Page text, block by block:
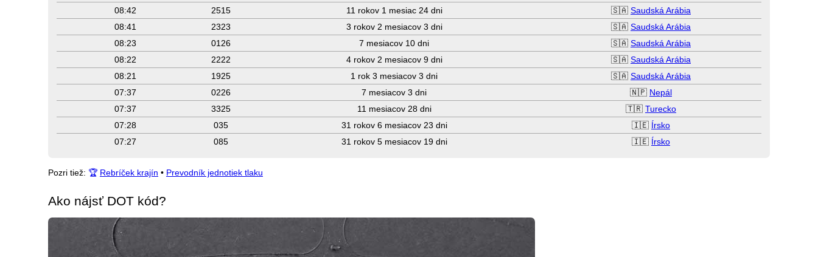
08:42
2515 11 rokov 1 mesiac 24 dni 🇸🇦 Saudská Arábia
08:41
2323 3 rokov 2 mesiacov 3 dni 🇸🇦 Saudská Arábia
08:23
0126 7 mesiacov 10 dni 🇸🇦 Saudská Arábia
08:22
2222 4 rokov 2 mesiacov 9 dni 🇸🇦 Saudská Arábia
08:21
1925 1 rok 3 mesiacov 3 dni 🇸🇦 Saudská Arábia
07:37
0226 7 mesiacov 3 dni 🇳🇵 Nepál
07:37
3325 11 mesiacov 28 dni 🇹🇷 Turecko
07:28
035 31 rokov 6 mesiacov 23 dni 🇮🇪 Írsko
07:27
085 31 rokov 5 mesiacov 19 dni 🇮🇪 Írsko
Pozri tiež: 🏆 Rebríček krajín • Prevodník jednotiek tlaku
Ako nájsť DOT kód?